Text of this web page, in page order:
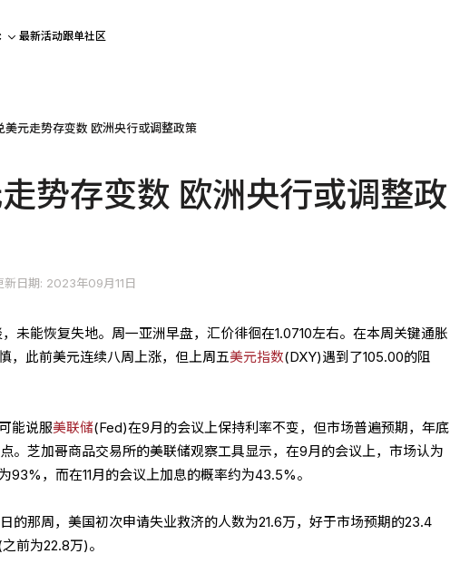
最新活动跟单社区
美元走势存变数 欧洲央行或调整政策
势存变数 欧洲央行或调整政
新日期: 2023年09月11日
未能恢复失地。周一亚洲早盘，汇价徘徊在1.0710左右。在本周关键通胀
，此前美元连续八周上涨，但上周五美元指数(DXY)遇到了105.00的阻
能说服美联储(Fed)在9月的会议上保持利率不变，但市场普遍预期，年底
。芝加哥商品交易所的美联储观察工具显示，在9月的会议上，市场认为
93%，而在11月的会议上加息的概率约为43.5%。
的那周，美国初次申请失业救济的人数为21.6万，好于市场预期的23.4
前为22.8万)。